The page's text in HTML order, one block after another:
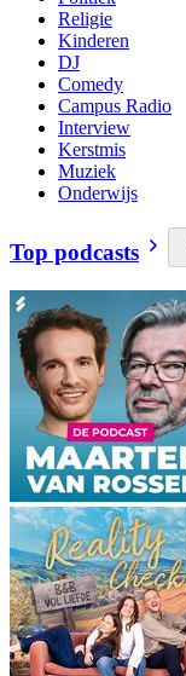
Religie
Kinderen
DJ
Comedy
Campus Radio
Interview
Kerstmis
Muziek
Onderwijs
Top podcasts